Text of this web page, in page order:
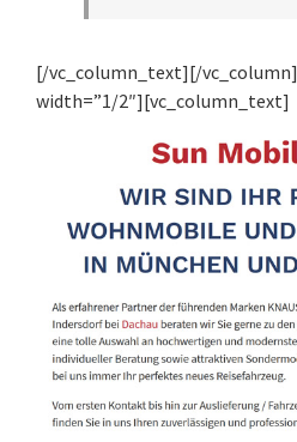
[/vc_column_text][/
width=”1/2″][vc_column_text]